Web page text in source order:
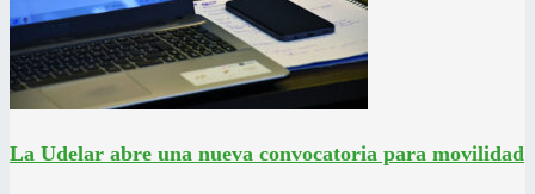
La Udelar abre una nueva convocatoria para movilidad